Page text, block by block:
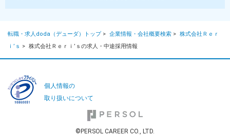
転職・求人doda（デューダ）トップ> 企業情報・会社概要検索 > 株式会社Ｒｅｒ
ｉ’ｓ > 株式会社Ｒｅｒｉ’ｓの求人・中途採用情報
個人情報の
取り扱いについて
©PERSOL CAREER CO., LTD.